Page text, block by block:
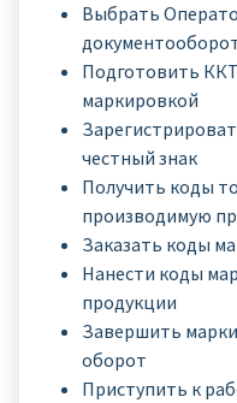
Выбрать
Подготовить ККТ
маркировкой
честный знак
Получить коды
производимую
Заказать коды
Нанести коды
продукции
Завершить
оборот
Приступить к